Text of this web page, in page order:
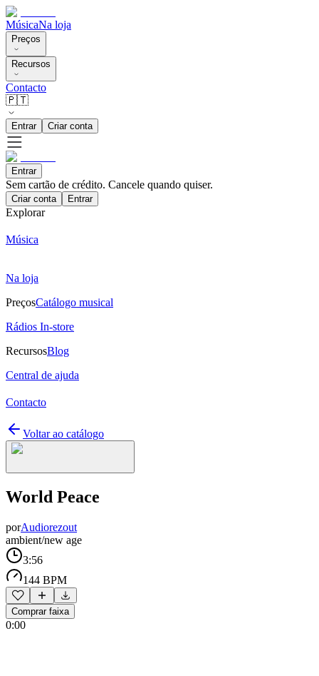
MúsicaNa loja
Preços
Recursos
Contacto
🇵🇹
Entrar Criar conta
Entrar
Sem cartão de crédito. Cancele quando quiser.
Criar conta Entrar
Explorar
Música
Na loja
PreçosCatálogo musical
Rádios In-store
RecursosBlog
Central de ajuda
Contacto
Voltar ao catálogo
World Peace
porAudiorezout
ambient/new age
3:56
144 BPM
Comprar faixa
0:00